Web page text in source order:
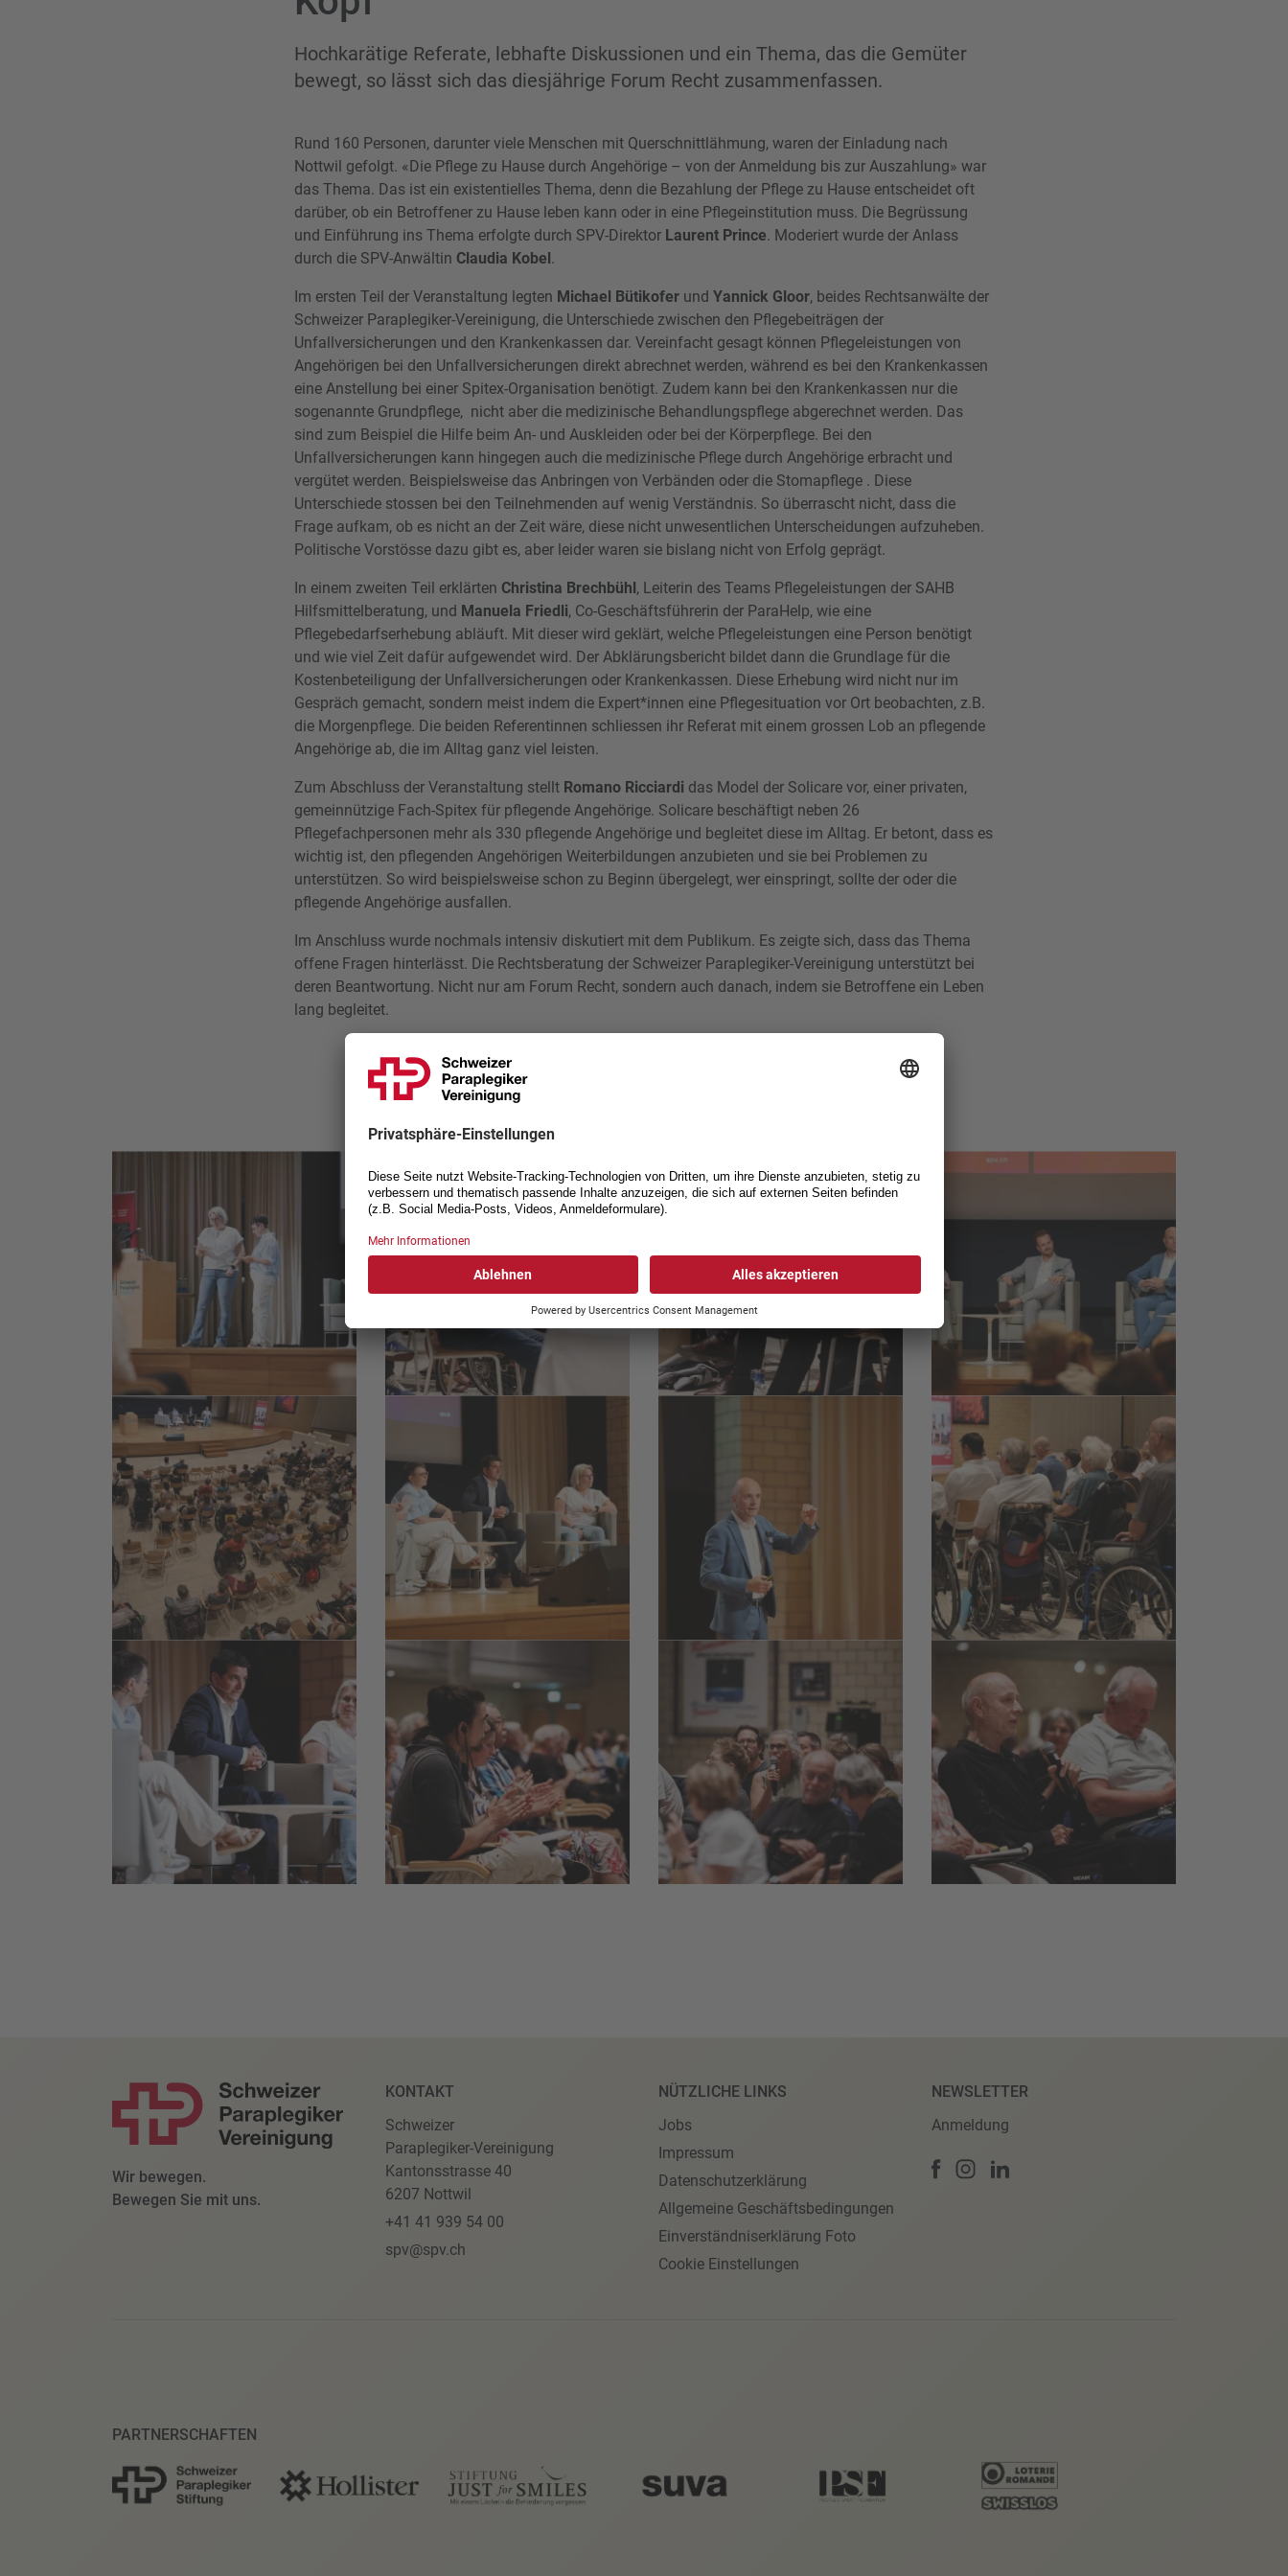
Hochkarätige Referate, lebhafte Diskussionen und ein Thema, das die Gemüter
bewegt, so lässt sich das diesjährige Forum Recht zusammenfassen.
Rund 160 Personen, darunter viele Menschen mit Querschnittlähmung, waren der Einladung nach
Nottwil gefolgt. «Die Pflege zu Hause durch Angehörige – von der Anmeldung bis zur Auszahlung» war
das Thema. Das ist ein existentielles Thema, denn die Bezahlung der Pflege zu Hause entscheidet oft
darüber, ob ein Betroffener zu Hause leben kann oder in eine Pflegeinstitution muss. Die Begrüssung
und Einführung ins Thema erfolgte durch SPV-Direktor Laurent Prince. Moderiert wurde der Anlass
durch die SPV-Anwältin Claudia Kobel.
Im ersten Teil der Veranstaltung legten Michael Bütikofer und Yannick Gloor, beides Rechtsanwälte der
Schweizer Paraplegiker-Vereinigung, die Unterschiede zwischen den Pflegebeiträgen der
Unfallversicherungen und den Krankenkassen dar. Vereinfacht gesagt können Pflegeleistungen von
Angehörigen bei den Unfallversicherungen direkt abrechnet werden, während es bei den Krankenkassen
eine Anstellung bei einer Spitex-Organisation benötigt. Zudem kann bei den Krankenkassen nur die
sogenannte Grundpflege, nicht aber die medizinische Behandlungspflege abgerechnet werden. Das
sind zum Beispiel die Hilfe beim An- und Auskleiden oder bei der Körperpflege. Bei den
Unfallversicherungen kann hingegen auch die medizinische Pflege durch Angehörige erbracht und
vergütet werden. Beispielsweise das Anbringen von Verbänden oder die Stomapflege . Diese
Unterschiede stossen bei den Teilnehmenden auf wenig Verständnis. So überrascht nicht, dass die
Frage aufkam, ob es nicht an der Zeit wäre, diese nicht unwesentlichen Unterscheidungen aufzuheben.
Politische Vorstösse dazu gibt es, aber leider waren sie bislang nicht von Erfolg geprägt.
In einem zweiten Teil erklärten Christina Brechbühl, Leiterin des Teams Pflegeleistungen der SAHB
Hilfsmittelberatung, und Manuela Friedli, Co-Geschäftsführerin der ParaHelp, wie eine
Pflegebedarfserhebung abläuft. Mit dieser wird geklärt, welche Pflegeleistungen eine Person benötigt
und wie viel Zeit dafür aufgewendet wird. Der Abklärungsbericht bildet dann die Grundlage für die
Kostenbeteiligung der Unfallversicherungen oder Krankenkassen. Diese Erhebung wird nicht nur im
Gespräch gemacht, sondern meist indem die Expert*innen eine Pflegesituation vor Ort beobachten, z.B.
die Morgenpflege. Die beiden Referentinnen schliessen ihr Referat mit einem grossen Lob an pflegende
Angehörige ab, die im Alltag ganz viel leisten.
Zum Abschluss der Veranstaltung stellt Romano Ricciardi das Model der Solicare vor, einer privaten,
gemeinnützige Fach-Spitex für pflegende Angehörige. Solicare beschäftigt neben 26
Pflegefachpersonen mehr als 330 pflegende Angehörige und begleitet diese im Alltag. Er betont, dass es
wichtig ist, den pflegenden Angehörigen Weiterbildungen anzubieten und sie bei Problemen zu
unterstützen. So wird beispielsweise schon zu Beginn übergelegt, wer einspringt, sollte der oder die
pflegende Angehörige ausfallen.
Im Anschluss wurde nochmals intensiv diskutiert mit dem Publikum. Es zeigte sich, dass das Thema
offene Fragen hinterlässt. Die Rechtsberatung der Schweizer Paraplegiker-Vereinigung unterstützt bei
deren Beantwortung. Nicht nur am Forum Recht, sondern auch danach, indem sie Betroffene ein Leben
lang begleitet.
Das Forum Recht in Bildern
Wir bewegen.
Bewegen Sie mit uns.
KONTAKT
Schweizer
Paraplegiker-Vereinigung
Kantonsstrasse 40
6207 Nottwil
+41 41 939 54 00
spv@spv.ch
NÜTZLICHE LINKS
Jobs
Impressum
Datenschutzerklärung
Allgemeine Geschäftsbedingungen
Einverständniserklärung Foto
Cookie Einstellungen
NEWSLETTER
Anmeldung
PARTNERSCHAFTEN